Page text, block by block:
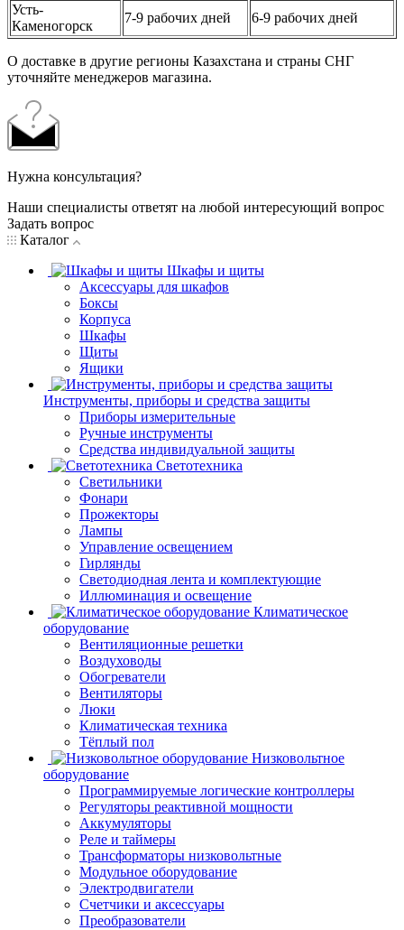
Усть-
Каменогорск
7-9 рабочих дней 6-9 рабочих дней
О доставке в другие регионы Казахстана и страны СНГ
уточняйте менеджеров магазина.
Нужна консультация?
Наши специалисты ответят на любой интересующий вопрос
Задать вопрос
Каталог
Шкафы и щиты
Аксессуары для шкафов
Боксы
Корпуса
Шкафы
Щиты
Ящики
Инструменты, приборы и средства защиты
Приборы измерительные
Ручные инструменты
Средства индивидуальной защиты
Светотехника
Светильники
Фонари
Прожекторы
Лампы
Управление освещением
Гирлянды
Светодиодная лента и комплектующие
Иллюминация и освещение
Климатическое
оборудование
Вентиляционные решетки
Воздуховоды
Обогреватели
Вентиляторы
Люки
Климатическая техника
Тёплый пол
Низковольтное
оборудование
Программируемые логические контроллеры
Регуляторы реактивной мощности
Аккумуляторы
Реле и таймеры
Трансформаторы низковольтные
Модульное оборудование
Электродвигатели
Счетчики и аксессуары
Преобразователи